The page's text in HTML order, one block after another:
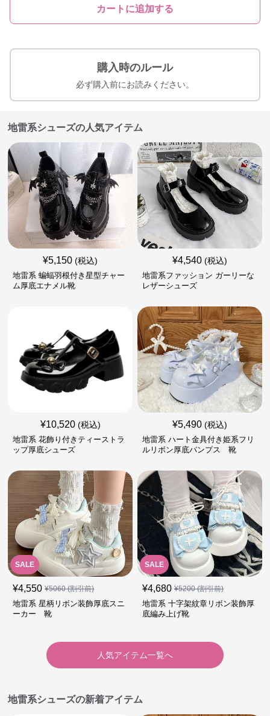
カートに追加する
購入時のルール
必ず購入前にお読みください。
地雷系シューズの人気アイテム
¥5,150 (税込)
地雷系 蝙蝠羽根付き星型チャー
ム厚底エナメル靴
¥4,540 (税込)
地雷系ファッション ガーリーな
レザーシューズ
¥10,520 (税込)
地雷系 花飾り付きティーストラ
ップ厚底シューズ
¥5,490 (税込)
地雷系 ハート金具付き姫系フリ
ルリボン厚底パンプス 靴
SALE
¥4,550 ¥5060(割引前)
地雷系 星柄リボン装飾厚底スニ
ーカー 靴
SALE
¥4,680 ¥5200(割引前)
地雷系 十字架紋章リボン装飾厚
底編み上げ靴
人気アイテム一覧へ
地雷系シューズの新着アイテム